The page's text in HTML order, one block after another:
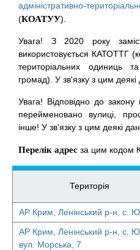
адміністративно-
(КОАТУУ).
Увага! З 2020 року
використовується КАТОТТГ
територіальних одиниць
громад). У зв'язку з цим деякі
Увага! Відповідно до закону
перейменовано вулиці,
інше! У зв'язку з цим деякі
Перелік адрес за цим кодом
Територія
АР Крим, Ленінський р-н, с.
АР Крим, Ленінський р-н, с.
вул. Морська, 7